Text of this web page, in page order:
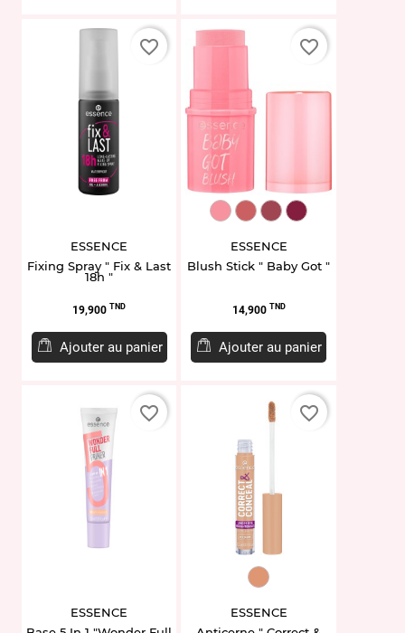
ESSENCE
Fixing Spray " Fix & Last
18h "
Prix
19,900 TND
Ajouter au panier
favorite_border
ET938101.10
ET938103.30
ET949127.40
ET949028.50
ESSENCE
Blush Stick " Baby Got "
Prix
14,900 TND
Ajouter au panier
favorite_border
ESSENCE
favorite_border
ET949895.20
ESSENCE
favorite_border